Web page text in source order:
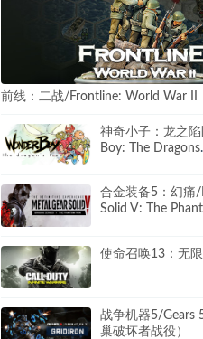
前线：二战/Frontline: World War II
神奇小子：龙之
Boy: The Dragons
合金装备5：幻痛
Solid V: The
使命召唤13：无
战争机器5/Gears
巢破坏者战役）